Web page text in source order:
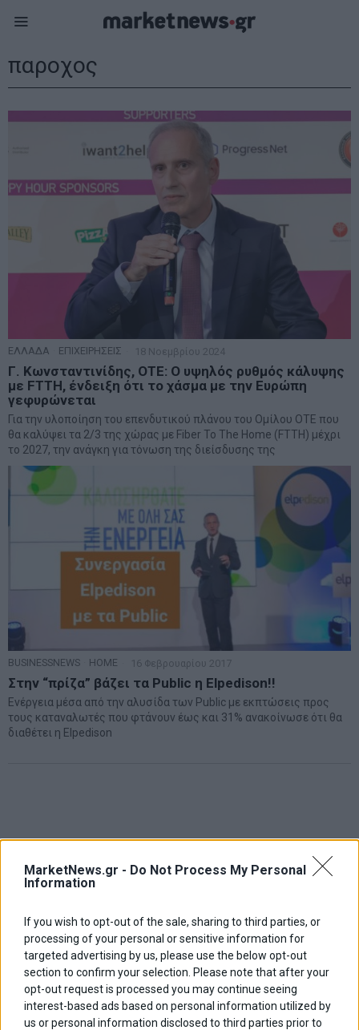
MarketNews.gr - Do Not Process My Personal
Information
If you wish to opt-out of the sale, sharing to third parties, or
processing of your personal or sensitive information for
targeted advertising by us, please use the below opt-out
section to confirm your selection. Please note that after your
opt-out request is processed you may continue seeing
interest-based ads based on personal information utilized by
us or personal information disclosed to third parties prior to
παροχος
ΕΛΛΑΔΑ ΕΠΙΧΕΙΡΗΣΕΙΣ 18 Νοεμβρίου 2024
Γ. Κωνσταντινίδης, ΟΤΕ: Ο υψηλός ρυθμός κάλυψης
με FTTH, ένδειξη ότι το χάσμα με την Ευρώπη
γεφυρώνεται
Για την υλοποίηση του επενδυτικού πλάνου του Ομίλου ΟΤΕ που
θα καλύψει τα 2/3 της χώρας με Fiber To The Home (FTΤΗ) μέχρι
το 2027, την ανάγκη για τόνωση της διείσδυσης της
BUSINESSNEWS HOME 16 Φεβρουαρίου 2017
Στην “πρίζα” βάζει τα Public η Elpedison!!
Ενέργεια μέσα από την αλυσίδα των Public με εκπτώσεις προς
τους καταναλωτές που φτάνουν έως και 31% ανακοίνωσε ότι θα
διαθέτει η Elpedison